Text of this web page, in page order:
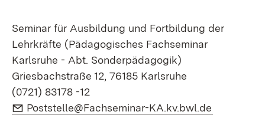
Seminar für Ausbildung und Fortbildung der
Lehrkräfte (Pädagogisches Fachseminar
Karlsruhe - Abt. Sonderpädagogik)
Griesbachstraße 12, 76185 Karlsruhe
(0721) 83178 -12
E-Mail:
Poststelle@Fachseminar-KA.kv.bwl.de